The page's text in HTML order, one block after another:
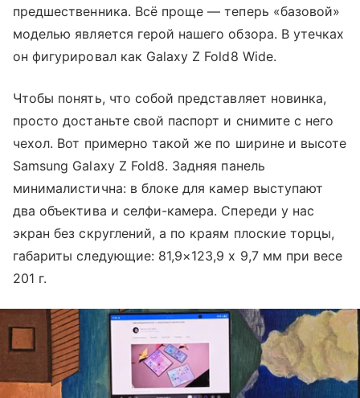
предшественника. Всё проще — теперь «базовой»
моделью является герой нашего обзора. В утечках
он фигурировал как Galaxy Z Fold8 Wide.
Чтобы понять, что собой представляет новинка,
просто достаньте свой паспорт и снимите с него
чехол. Вот примерно такой же по ширине и высоте
Samsung Galaxy Z Fold8. Задняя панель
минималистична: в блоке для камер выступают
два объектива и селфи-камера. Спереди у нас
экран без скруглений, а по краям плоские торцы,
габариты следующие: 81,9×123,9 х 9,7 мм при весе
201 г.